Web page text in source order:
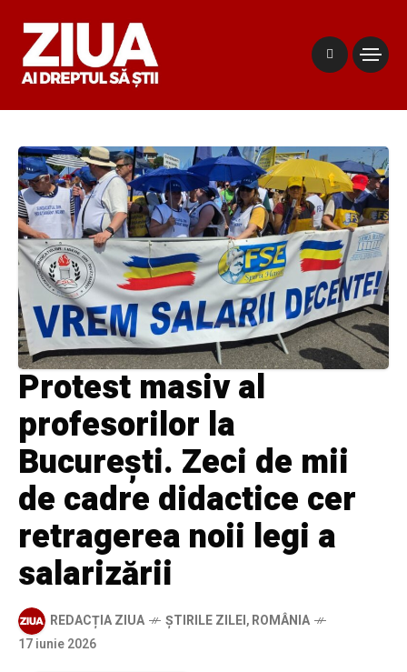
Protest masiv al
profesorilor la
București. Zeci de mii
de cadre didactice cer
retragerea noii legi a
salarizării
REDACȚIA ZIUA ȘTIRILE ZILEI,ROMÂNIA
17 iunie 2026